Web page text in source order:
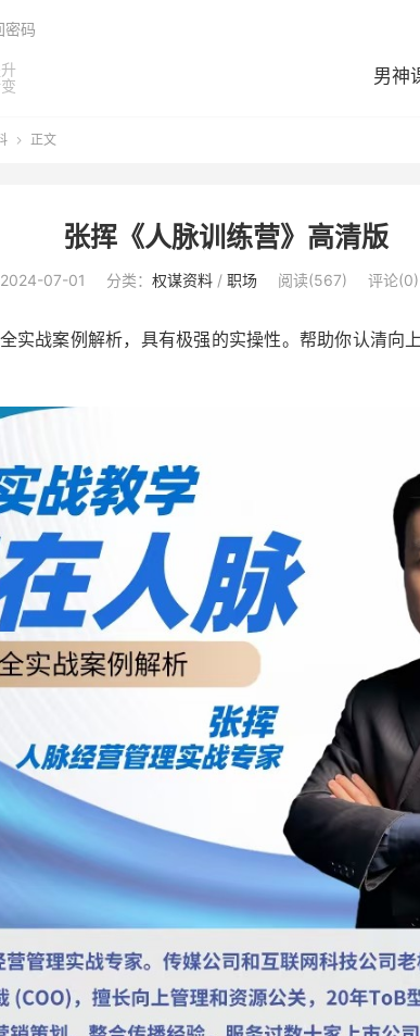
男神
密码
 正文
张挥《人脉训练营》高清版
2024-07-01 分类： 权谋资料 / 职场 阅读(567) 评论(0)
全实战案例解析，具有极强的实操性。帮助你认清向